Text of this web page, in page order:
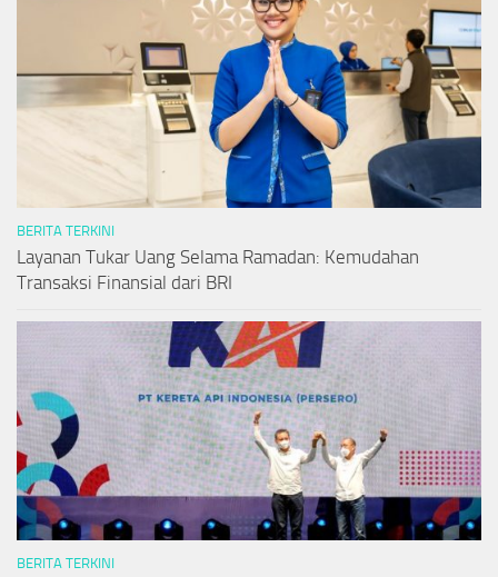
BERITA TERKINI
Layanan Tukar Uang Selama Ramadan: Kemudahan
Transaksi Finansial dari BRI
BERITA TERKINI